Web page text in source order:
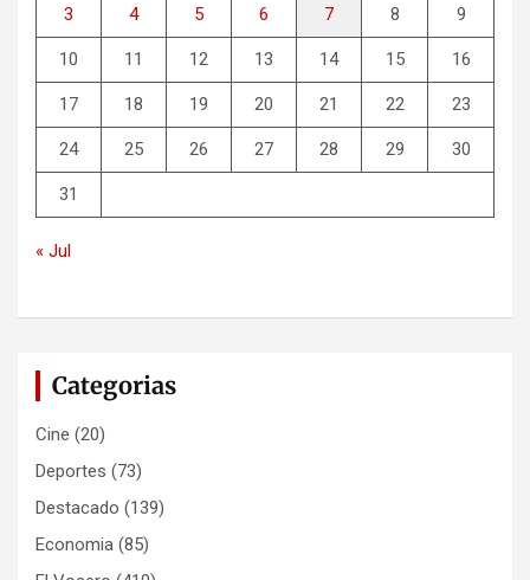
3 4 5 6 7 8 9
10 11 12 13 14 15 16
17 18 19 20 21 22 23
24 25 26 27 28 29 30
31
« Jul
Categorias
Cine (20)
Deportes (73)
Destacado (139)
Economia (85)